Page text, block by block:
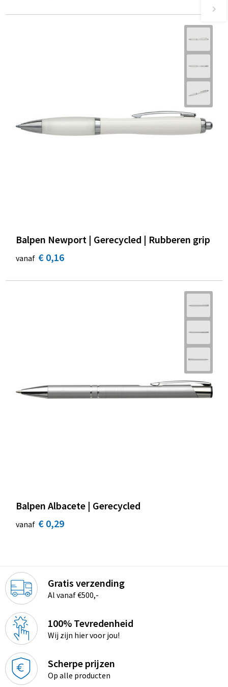
Balpen Newport | Gerecycled | Rubberen grip
vanaf € 0,16
Balpen Albacete | Gerecycled
vanaf € 0,29
Gratis verzending
Al vanaf €500,-
100% Tevredenheid
Wij zijn hier voor jou!
Scherpe prijzen
Op alle producten